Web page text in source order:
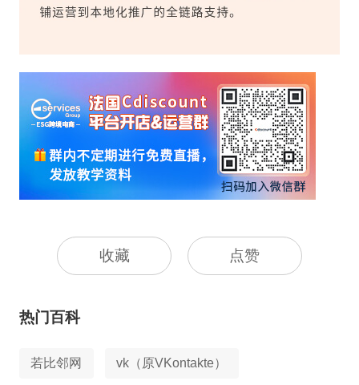
收藏 点赞
热门百科
若比邻网 vk（原VKontakte）